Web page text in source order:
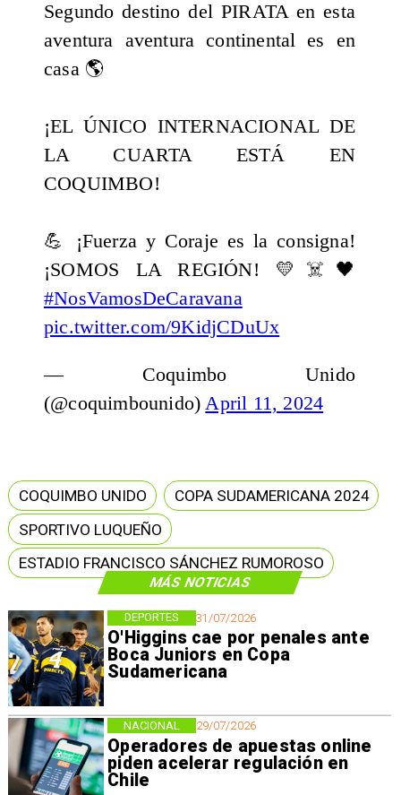
MÁS NOTICIAS
31/07/2026
O'Higgins cae por penales ante
Boca Juniors en Copa
Sudamericana
DEPORTES
29/07/2026
Operadores de apuestas online
piden acelerar regulación en
Chile
NACIONAL
Segundo destino del PIRATA en esta
aventura aventura continental es en
casa 🌎
¡EL ÚNICO INTERNACIONAL DE
LA CUARTA ESTÁ EN
COQUIMBO!
💪 ¡Fuerza y Coraje es la consigna!
¡SOMOS LA REGIÓN! 💛☠️🖤
#NosVamosDeCaravana
pic.twitter.com/9KidjCDuUx
— Coquimbo Unido
(@coquimbounido)April 11, 2024
COQUIMBO UNIDO
COPA SUDAMERICANA 2024
SPORTIVO LUQUEÑO
ESTADIO FRANCISCO SÁNCHEZ RUMOROSO